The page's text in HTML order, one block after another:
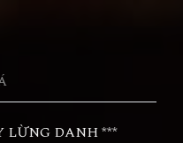
LỪNG DANH ***